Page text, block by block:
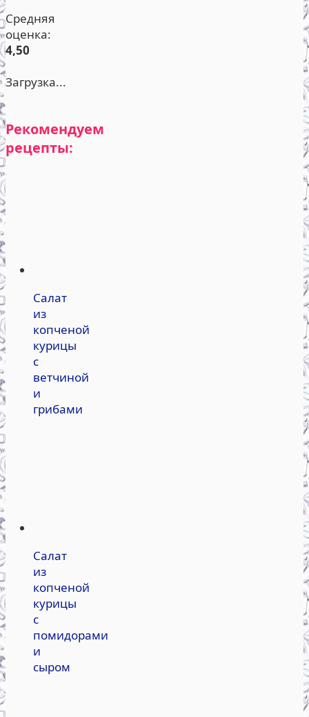
Средняя
оценка:
4,50
Загрузка...
Рекомендуем
рецепты:
Салат
из
копченой
курицы
с
ветчиной
и
грибами
Салат
из
копченой
курицы
с
помидорами
и
сыром